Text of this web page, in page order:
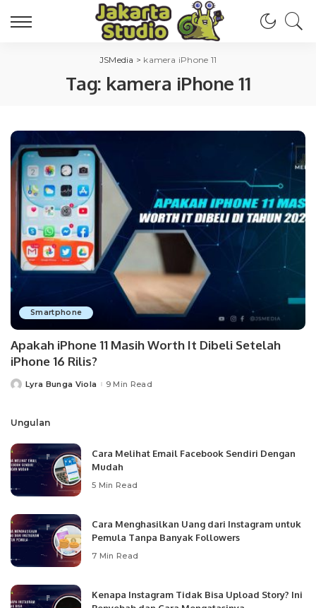
JSMedia > kamera iPhone 11
Tag: kamera iPhone 11
Smartphone
Apakah iPhone 11 Masih Worth It Dibeli Setelah
iPhone 16 Rilis?
PostedLyra Bunga Viola 9 Min Read
Ungulan
Cara Melihat Email Facebook Sendiri Dengan
Mudah
5 Min Read
Cara Menghasilkan Uang dari Instagram untuk
Pemula Tanpa Banyak Followers
7 Min Read
Kenapa Instagram Tidak Bisa Upload Story? Ini